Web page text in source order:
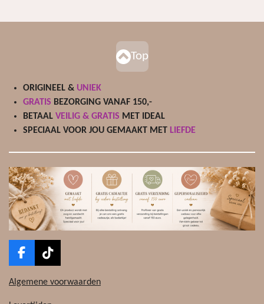
Top
ORIGINEEL & UNIEK
GRATIS BEZORGING VANAF 150,-
BETAAL VEILIG & GRATIS MET IDEAL
SPECIAAL VOOR JOU GEMAAKT MET LIEFDE
F
c
T
k
Algemene voorwaarden